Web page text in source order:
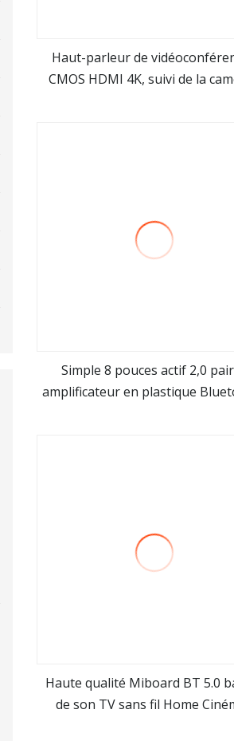
Voir plus
Haut-parleur de
CMOS HDMI 4K, suivi de la
Voir plus
Simple 8 pouces actif 2,0
amplificateur en plastique
Voir plus
Haute qualité Miboard BT 5.0
de son TV sans fil Home